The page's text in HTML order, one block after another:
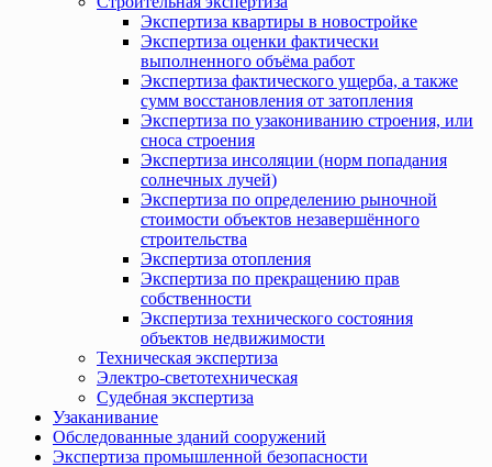
Экспертиза квартиры в новостройке
Экспертиза оценки фактически
выполненного объёма работ
Экспертиза фактического ущерба, а также
сумм восстановления от затопления
Экспертиза по узакониванию строения, или
сноса строения
Экспертиза инсоляции (норм попадания
солнечных лучей)
Экспертиза по определению рыночной
стоимости объектов незавершённого
строительства
Экспертиза отопления
Экспертиза по прекращению прав
собственности
Экспертиза технического состояния
объектов недвижимости
Техническая экспертиза
Электро-светотехническая
Судебная экспертиза
Узаканивание
Обследованные зданий сооружений
Экспертиза промышленной безопасности